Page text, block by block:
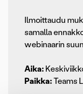
Ilmoittaudu
samalla
webinaarin
Aika:
Paikka:Teams